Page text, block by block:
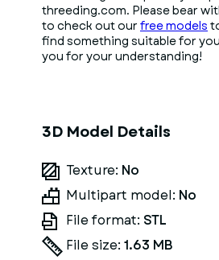
threeding.com. Please bear
to check out our free models
find something suitable for
you for your understanding!
3D Model Details
Texture: No
Multipart model: No
File format: STL
File size: 1.63 MB